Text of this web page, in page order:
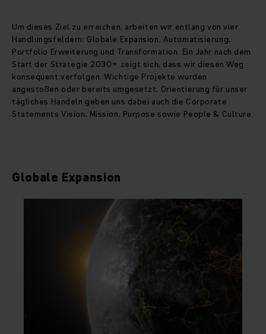
Um dieses Ziel zu erreichen, arbeiten wir entlang von vier
Handlungsfeldern: Globale Expansion, Automatisierung,
Portfolio Erweiterung und Transformation. Ein Jahr nach dem
Start der Strategie 2030+ zeigt sich, dass wir diesen Weg
konsequent verfolgen. Wichtige Projekte wurden
angestoßen oder bereits umgesetzt. Orientierung für unser
tägliches Handeln geben uns dabei auch die Corporate
Statements Vision, Mission, Purpose sowie People & Culture.
Globale Expansion